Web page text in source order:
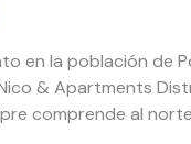
en la población de
& Apartments
comprende al